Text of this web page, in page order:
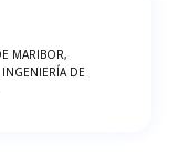
MARIBOR,
DE